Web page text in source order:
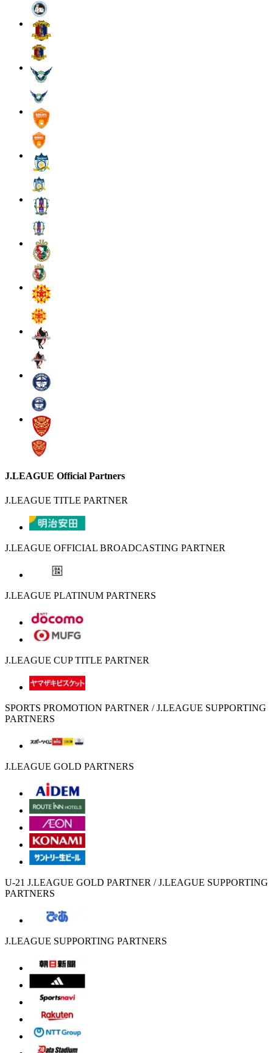
J.LEAGUE Official Partners
J.LEAGUE TITLE PARTNER
J.LEAGUE OFFICIAL BROADCASTING PARTNER
J.LEAGUE PLATINUM PARTNERS
J.LEAGUE CUP TITLE PARTNER
SPORTS PROMOTION PARTNER / J.LEAGUE SUPPORTING
PARTNERS
J.LEAGUE GOLD PARTNERS
U-21 J.LEAGUE GOLD PARTNER / J.LEAGUE SUPPORTING
PARTNERS
J.LEAGUE SUPPORTING PARTNERS